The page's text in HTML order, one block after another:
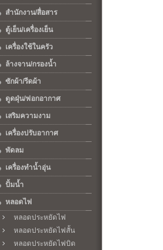
สำนักงาน/สื่อสาร
ตู้เย็น/เครื่องเย็น
เครื่องใช้ในครัว
ล้างจาน/กรองน้ำ
ซักผ้า/รีดผ้า
ดูดฝุ่น/ฟอกอากาศ
เสริมความงาม
เครื่องปรับอากาศ
พัดลม
เครื่องทำน้ำอุ่น
ปั้มน้ำ
หลอดไฟ
หลอดประหยัดไฟ
หลอดประหยัดไฟสั้น
หลอดประหยัดไฟบิด